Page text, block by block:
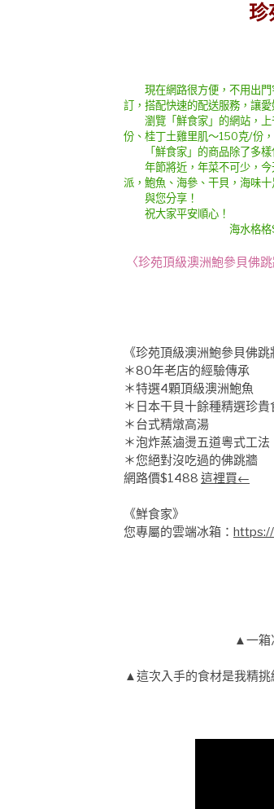
珍
現在網路很方便，不用出
訂，搭配快速的配送服務，讓
瀏覽「鮮食家」的網站，上
份、桂丁土雞里肌～150克/份
「鮮食家」的商品除了多樣
年節將近，年菜不可少，今
派，鮑魚、海參、干貝，海味十
與您分享！
祝大家平安順心！
海水格格
〈珍苑頂級澳洲鮑參貝佛跳
《珍苑頂級澳洲鮑參貝佛
＊80年老店的經驗傳承
＊特選4顆頂級澳洲鮑魚
＊日本干貝十餘種精選珍貴
＊台式精燉高湯
＊泡炸蒸滷燙五道粵式工法
＊您絕對沒吃過的佛跳牆
網路價$1488 這裡買←
《鮮食家》
您專屬的雲端冰箱：
▲一箱
▲這次入手的食材是我精挑